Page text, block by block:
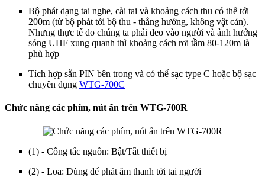
Bộ phát dạng tai nghe, cài tai và khoảng cách thu có thể tới
200m (từ bộ phát tới bộ thu - thẳng hướng, không vật cản).
Nhưng thực tế do chúng ta phải đeo vào người và ảnh hưởng
sóng UHF xung quanh thì khoảng cách rơi tầm 80-120m là
phù hợp
Tích hợp sẵn PIN bên trong và có thể sạc type C hoặc bộ sạc
chuyên dụng WTG-700C
Chức năng các phím, nút ấn trên WTG-700R
(1) - Công tắc nguồn: Bật/Tắt thiết bị
(2) - Loa: Dùng để phát âm thanh tới tai người